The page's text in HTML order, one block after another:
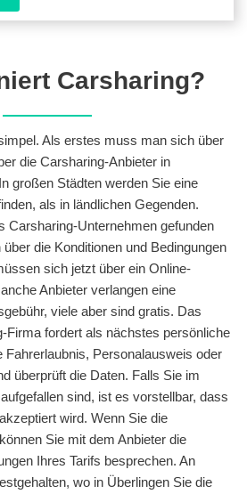
Carsharing?
Als erstes muss man sich über
die Carsharing-Anbieter in
großen Städten werden Sie eine
als in ländlichen Gegenden.
Carsharing-Unternehmen gefunden
die Konditionen und Bedingungen
sich jetzt über ein Online-
Anbieter verlangen eine
viele aber sind gratis. Das
Firma fordert als nächstes persönliche
Fahrerlaubnis, Personalausweis oder
überprüft die Daten. Falls Sie im
sind, ist es vorstellbar, dass
wird. Wenn Sie die
Sie mit dem Anbieter die
Ihres Tarifs besprechen. An
wo in Überlingen Sie die